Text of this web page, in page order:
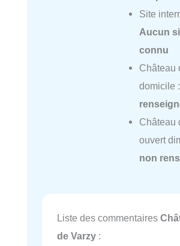
Site
Aucun
connu
Château
domicile :
Château
ouvert
non
Liste des commentaires
de Varzy :